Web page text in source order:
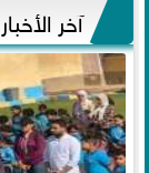
آخر الأخبار